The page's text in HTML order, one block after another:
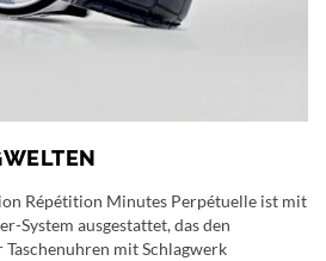
Répétition Minutes Perpétuelle ist mit
System ausgestattet, das den
mit Schlagwerk